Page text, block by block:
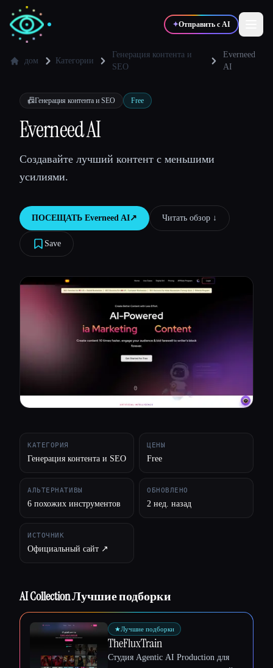
✦Отправить с AI
💻Разработчики
🎓Студенты
Блог
Все категории
Esc
дом Категории
Генерация контента и
SEO
Everneed
AI
📠Генерация контента и SEO Free
Everneed AI
Создавайте лучший контент с меньшими
усилиями.
ПОСЕЩАТЬ Everneed AI↗︎ Читать обзор ↓︎
Save
КАТЕГОРИЯ
Генерация контента и SEO
ЦЕНЫ
Free
АЛЬТЕРНАТИВЫ
6 похожих инструментов
ОБНОВЛЕНО
2 нед. назад
ИСТОЧНИК
Официальный сайт ↗︎
AI Collection Лучшие подборки
★Лучшие подборки
TheFluxTrain
Студия Agentic AI Production для